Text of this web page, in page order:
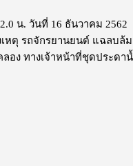
น. วันที่ 16 ธันวาคม 2562
หตุ รถจักรยานยนต์ แฉลบล้
อง ทางเจ้าหน้าที่ชุดประดา